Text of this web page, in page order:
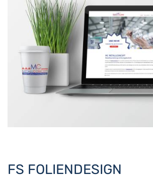
FS FOLIENDESIGN